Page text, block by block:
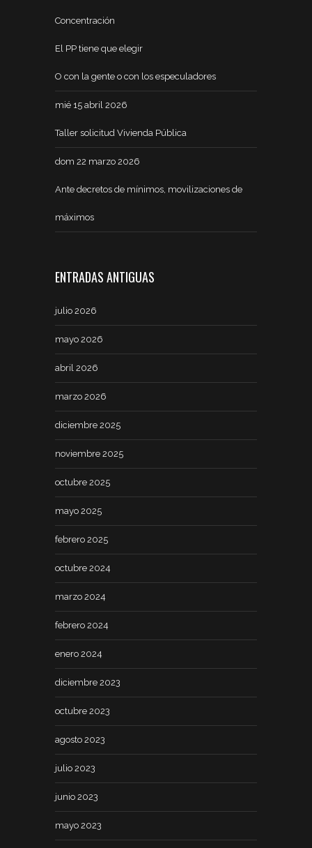
Concentración
El PP tiene que elegir
O con la gente o con los especuladores
mié 15 abril 2026
Taller solicitud Vivienda Pública
dom 22 marzo 2026
Ante decretos de mínimos, movilizaciones de
máximos
ENTRADAS ANTIGUAS
julio 2026
mayo 2026
abril 2026
marzo 2026
diciembre 2025
noviembre 2025
octubre 2025
mayo 2025
febrero 2025
octubre 2024
marzo 2024
febrero 2024
enero 2024
diciembre 2023
octubre 2023
agosto 2023
julio 2023
junio 2023
mayo 2023